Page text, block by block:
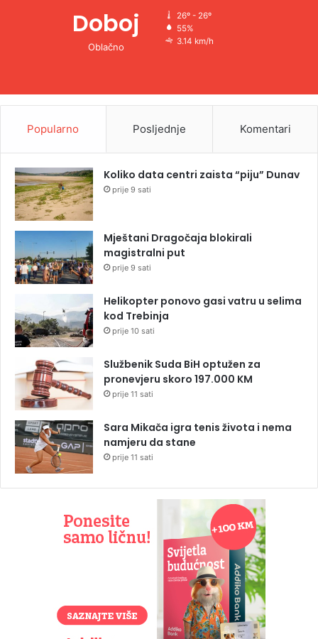
Doboj
Oblačno
26º - 26º
55%
3.14 km/h
Popularno Posljednje Komentari
Koliko data centri zaista “piju” Dunav
prije 9 sati
Mještani Dragočaja blokirali
magistralni put
prije 9 sati
Helikopter ponovo gasi vatru u selima
kod Trebinja
prije 10 sati
Službenik Suda BiH optužen za
pronevjeru skoro 197.000 KM
prije 11 sati
Sara Mikača igra tenis života i nema
namjeru da stane
prije 11 sati